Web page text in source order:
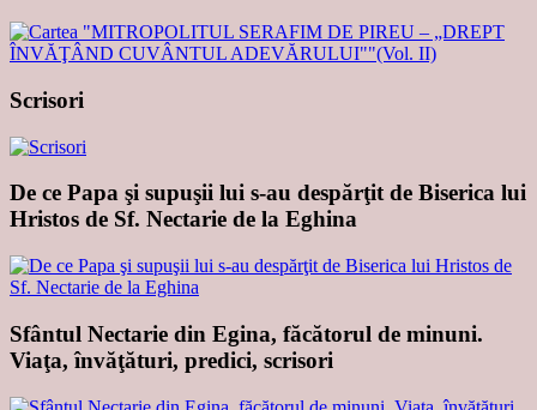
Scrisori
De ce Papa şi supuşii lui s-au despărţit de Biserica lui
Hristos de Sf. Nectarie de la Eghina
Sfântul Nectarie din Egina, făcătorul de minuni.
Viaţa, învăţături, predici, scrisori